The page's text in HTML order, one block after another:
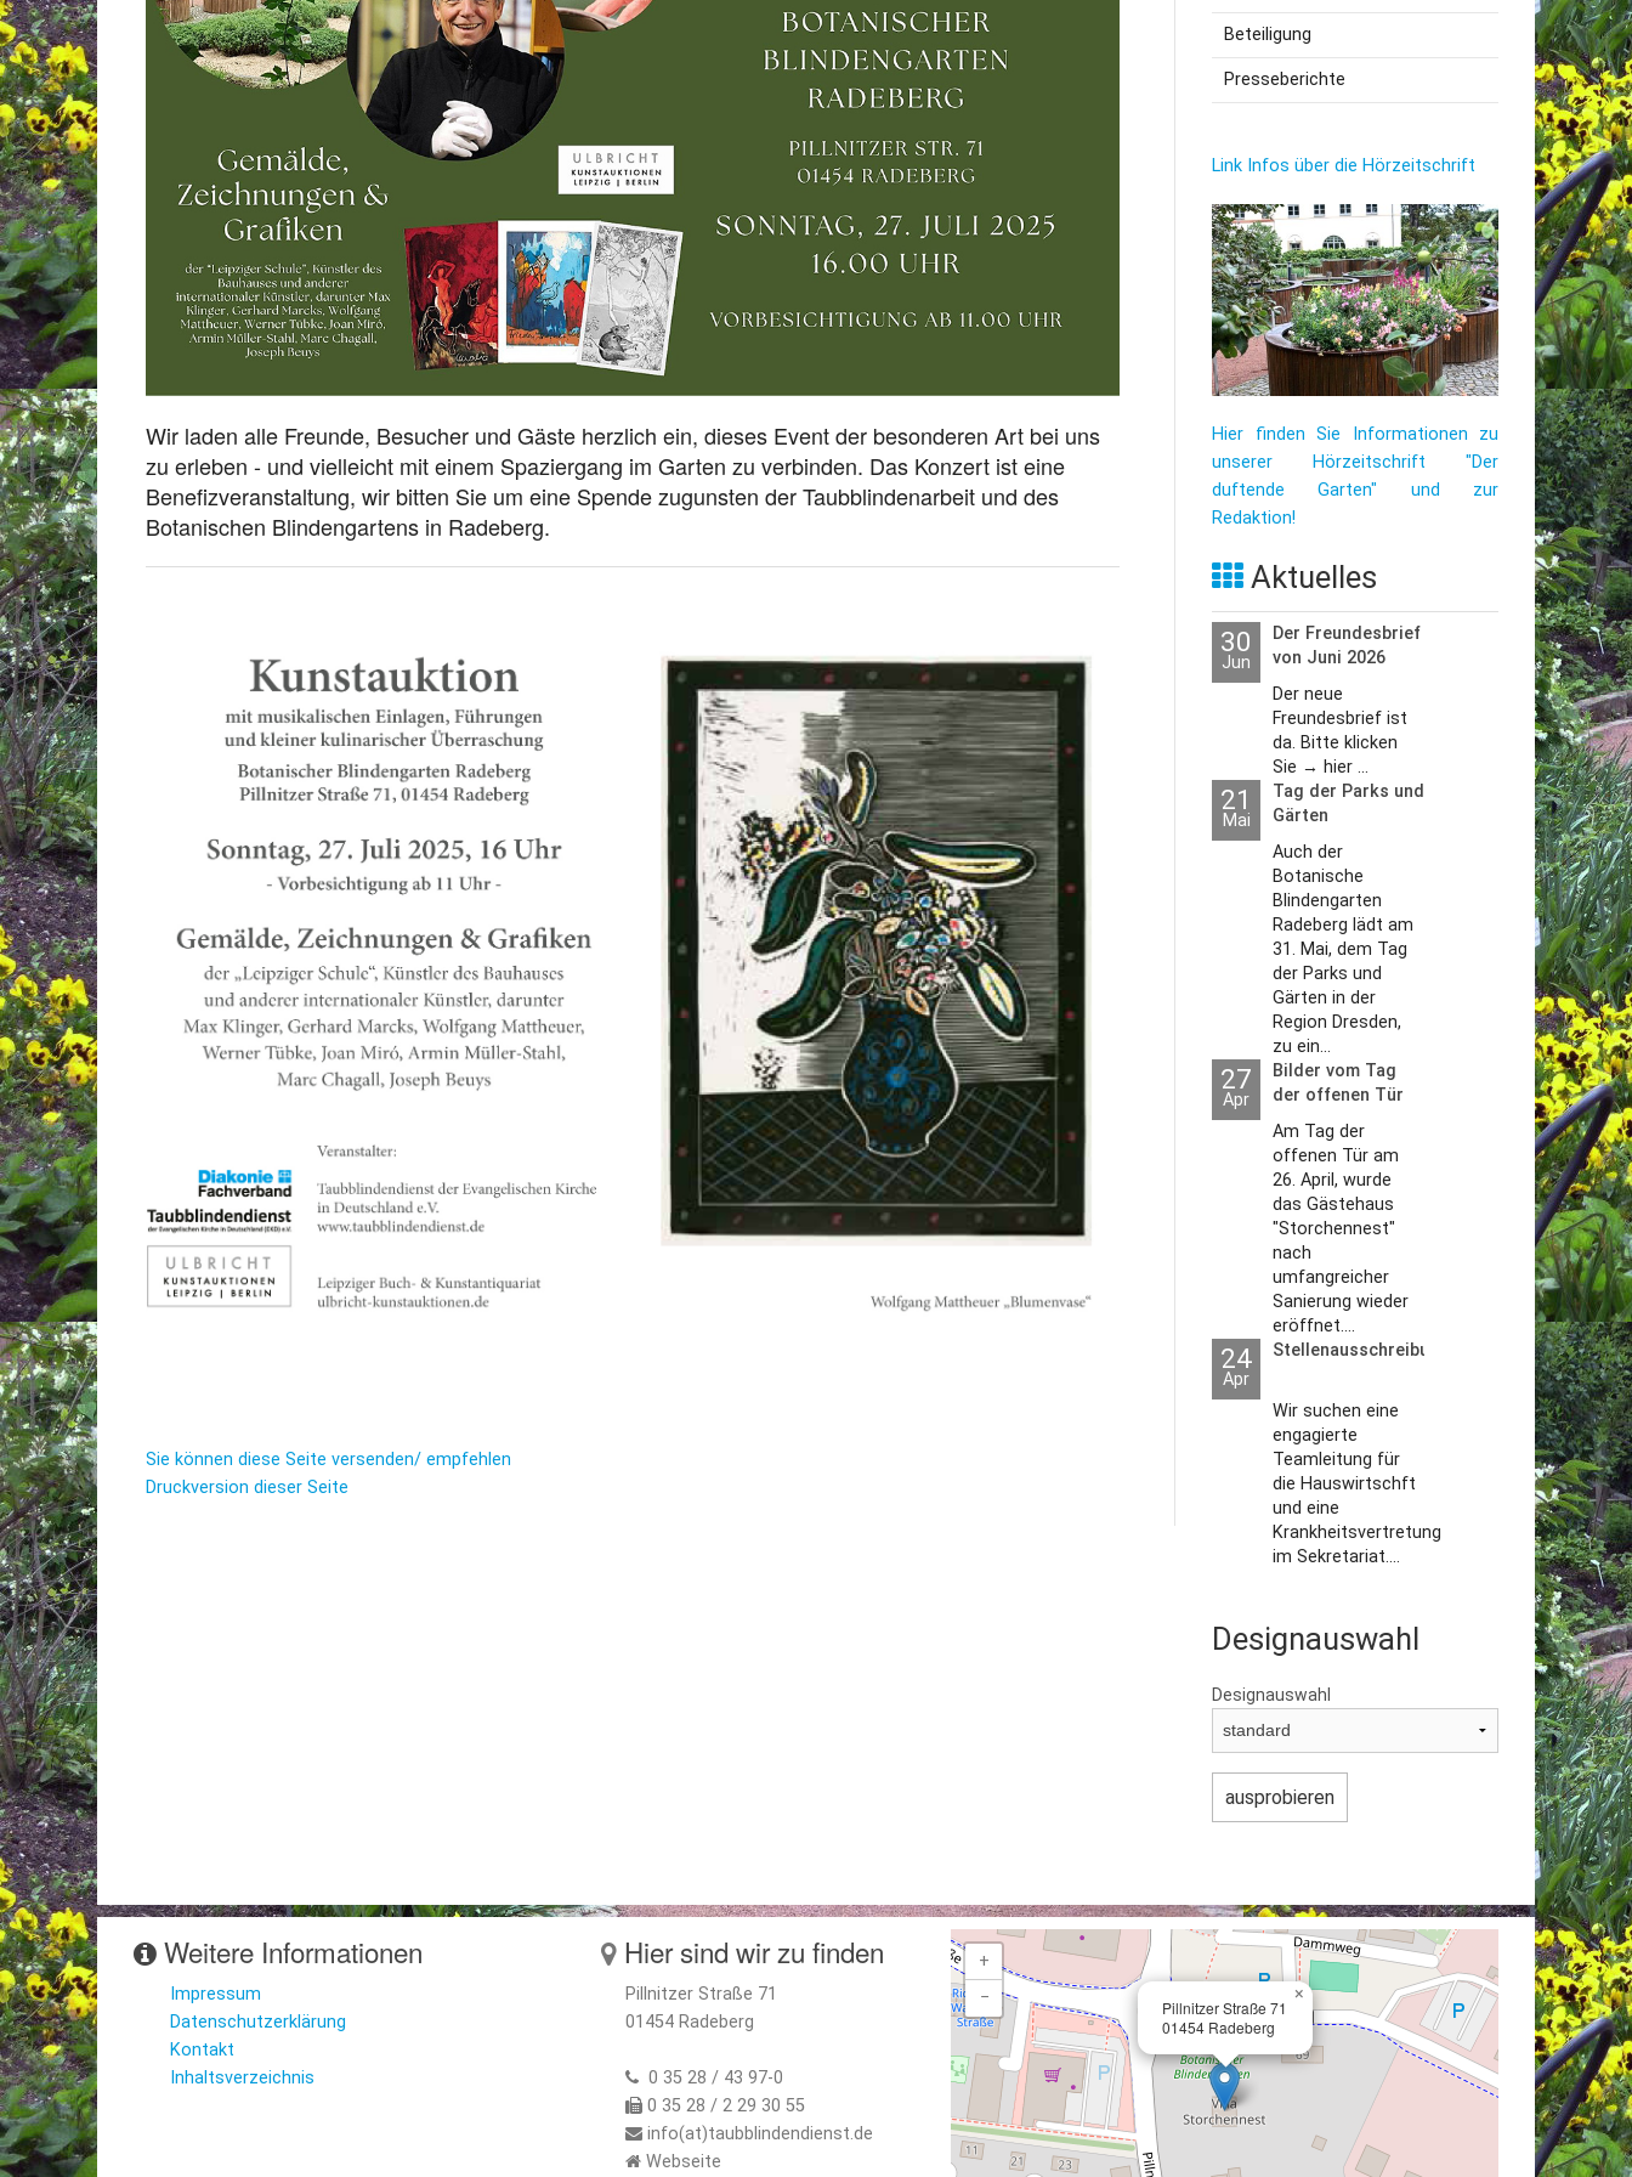
Dufthaus
Gärtnerei
Feste und Veranstaltungen
Seminare, Termine
Öffnungszeiten
Wir laden alle Freunde, Besucher und Gäste herzlich ein, dieses Event der besonderen Art bei uns
zu erleben - und vielleicht mit einem Spaziergang im Garten zu verbinden. Das Konzert ist eine
Benefizveranstaltung, wir bitten Sie um eine Spende zugunsten der Taubblindenarbeit und des
Botanischen Blindengartens in Radeberg.
Sie können diese Seite versenden/ empfehlen
Druckversion dieser Seite
Beteiligung
Presseberichte
Link Infos über die Hörzeitschrift
Hier finden Sie Informationen zu
unserer Hörzeitschrift "Der
duftende Garten" und zur
Redaktion!
Aktuelles
30
Jun
Der Freundesbrief
von Juni 2026
Der neue
Freundesbrief ist
da. Bitte klicken
Sie → hier ...
21
Mai
Tag der Parks und
Gärten
Auch der
Botanische
Blindengarten
Radeberg lädt am
31. Mai, dem Tag
der Parks und
Gärten in der
Region Dresden,
zu ein...
27
Apr
Bilder vom Tag
der offenen Tür
2026
Am Tag der
offenen Tür am
26. April, wurde
das Gästehaus
"Storchennest"
nach
umfangreicher
Sanierung wieder
eröffnet....
24
Apr
Stellenausschreibungen
Wir suchen eine
engagierte
Teamleitung für
die Hauswirtschft
und eine
Krankheitsvertretung
im Sekretariat....
Designauswahl
Designauswahl
Weitere Informationen
Impressum
Datenschutzerklärung
Kontakt
Inhaltsverzeichnis
Hier sind wir zu finden
Pillnitzer Straße 71
01454 Radeberg
0 35 28 / 43 97-0
0 35 28 / 2 29 30 55
info(at)taubblindendienst.de
Webseite
Pillnitzer Straße 71
01454 Radeberg
×
+
−